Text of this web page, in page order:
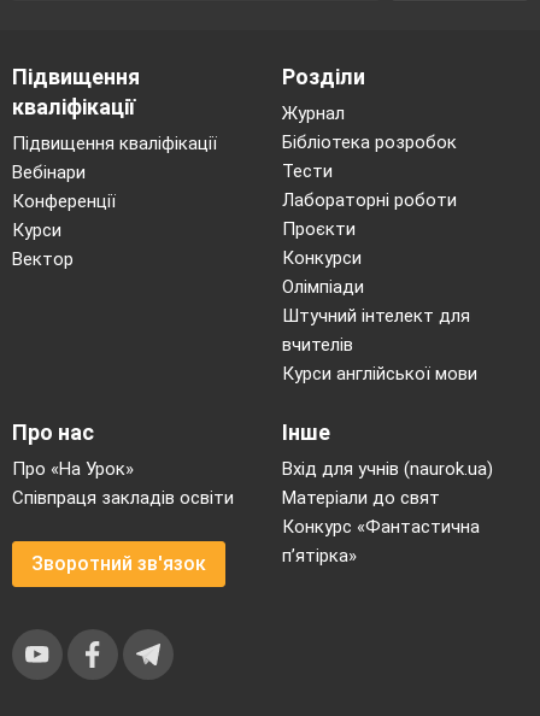
кислоти(1:3) , купрум(ІІ) сульфату, натрій
гідроксиду.
Обладнання:
штатив з пробірками, спиртівка,
пробіркотримач.
Правила техніки безпеки:1. Виконуйте
досліди згідно інструкції.
2. Уважно читайте етикетки на реактивах, не
3. Дотримуйтесь правил протипожежної
безпеки при користуванні спиртівкою.
4.Дотримуйтесь правил безпеки при роботі з
лугом та нітратною кислотою, обережно
нагрівайте пробірку, що містить кислоту.
місце, вимийте руки.
Підвищення
кваліфікації
Підвищення кваліфікації
Вебінари
Конференції
Курси
Вектор
Розділи
Журнал
Бібліотека розробок
Тести
Лабораторні роботи
Проєкти
Конкурси
Олімпіади
Штучний інтелект для
вчителів
Курси англійської мови
Про нас
Про «На Урок»
Співпраця закладів освіти
Зворотний зв'язок
Інше
Вхід для учнів (naurok.ua)
Матеріали до свят
Конкурс «Фантастична
п’ятірка»